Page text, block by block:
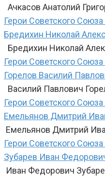
Ачкасов Анатолий
Герои Советского Союза
Бредихин Николай
Бредихин Николай
Герои Советского Союза
Горелов Василий
Василий Павлович
Герои Советского Союза
Емельянов Дмитрий
Емельянов Дмитрий
Герои Советского Союза
Зубарев Иван
Иван Федорович